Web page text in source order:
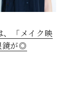
、「メイク映
鏡が◎